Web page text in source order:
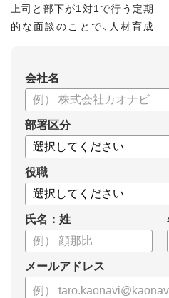
上司と部下が1対1で行う定期
的な面談のことで、人材育成
こちらの資料では、
・1on1とは何か？
・1on1の基本的なやり方
・ 1on1 の基本アジェンダと質問例
についてまとめましたので、ぜひ
会社名
部署区分
役職
氏名：姓
メールアドレス